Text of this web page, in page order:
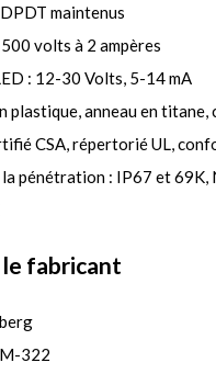
maintenus
volts à 2 ampères
: 12-30 Volts, 5-14 mA
plastique, anneau en titane,
CSA, répertorié UL,
pénétration : IP67 et 69K,
fabricant
322